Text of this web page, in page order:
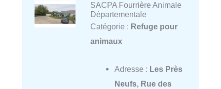
SACPA Fourrière Animale
Départementale
Catégorie : Refuge pour
animaux
Adresse : Les Près
Neufs, Rue des